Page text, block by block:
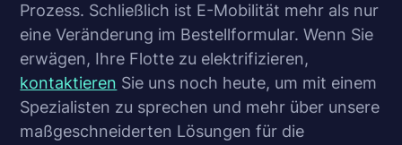
Prozess. Schließlich ist E-Mobilität mehr als nur
eine Veränderung im Bestellformular. Wenn Sie
erwägen, Ihre Flotte zu elektrifizieren,
kontaktieren Sie uns noch heute, um mit einem
Spezialisten zu sprechen und mehr über unsere
maßgeschneiderten Lösungen für die